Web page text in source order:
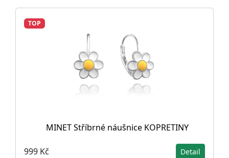
TOP
MINET Stříbrné náušnice KOPRETINY
999 Kč Detail